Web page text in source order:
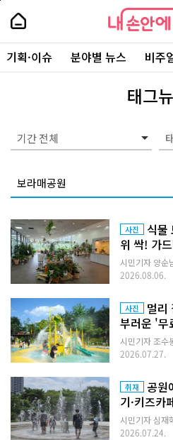
본
로
가
기
내
손
안
에
서
울
대
표
통
포
털
내
손
에
서
울
주
요
서
기획·이슈 분야별 뉴스 비주
태그
기간 전체
사진
위 싹! 가
시민기자 양순
2026.08.06.
사진
부러운 '무
시민기자 조수
2026.07.27.
취재
기·키즈카
공원’
시민기자 심재
2026.07.24.
페
상
단
으
로